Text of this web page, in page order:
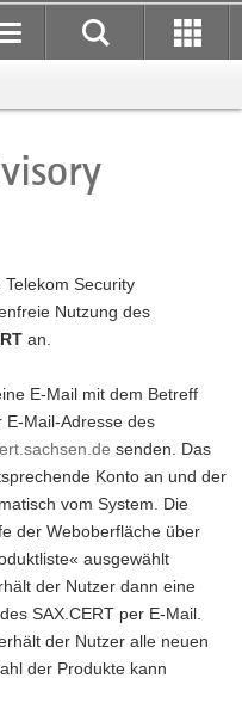
Security
Nutzung des
an.
E-Mail mit dem Betreff
E-Mail-Adresse des
senden. Das
Konto an und der
vom System. Die
der Weboberfläche über
ausgewählt
der Nutzer dann eine
SAX.CERT per E-Mail.
der Nutzer alle neuen
der Produkte kann